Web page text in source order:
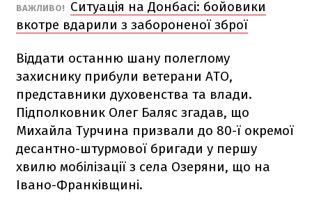
ВАЖЛИВО!
Ситуація на Донбасі: бойовики
вкотре вдарили з забороненої зброї
Віддати останню шану полеглому
захиснику прибули ветерани АТО,
представники духовенства та влади.
Підполковник Олег Баляс згадав, що
Михайла Турчина призвали до 80-ї окремої
десантно-штурмової бригади у першу
хвилю мобілізації з села Озеряни, що на
Івано-Франківщині.